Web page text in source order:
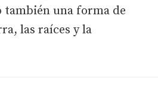
también una forma de
las raíces y la